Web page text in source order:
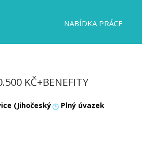
NABÍDKA PRÁCE
KČ+BENEFITY
(Jihočeský
Plný úvazek